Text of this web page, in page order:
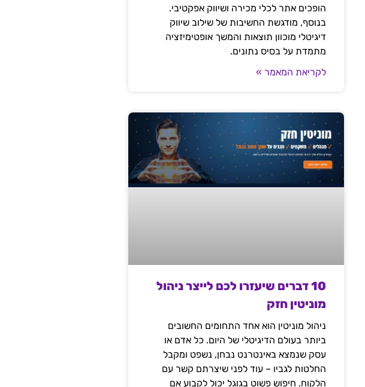
הופכים אתר לכלי מכירה ושיווק אפקטיבי.
בנוסף, מודגשת החשיבות של שילוב שיווק
דיגיטלי מוכוון תוצאות והמשך אופטימיזציה
מתמדת על בסיס נתונים.
לקריאת המאמר »
10 דברים שיעזרו לכם לייצר ניהול
מוניטין חזק
ניהול מוניטין הוא אחד התחומים החשובים
ביותר בעולם הדיגיטלי של היום. כל אדם או
עסק שנמצא באינטרנט נבחן, נשפט ומקבל
החלטות לגביו – עוד לפני שיצרתם קשר עם
הלקוח. חיפוש פשוט בגוגל יכול לקבוע אם